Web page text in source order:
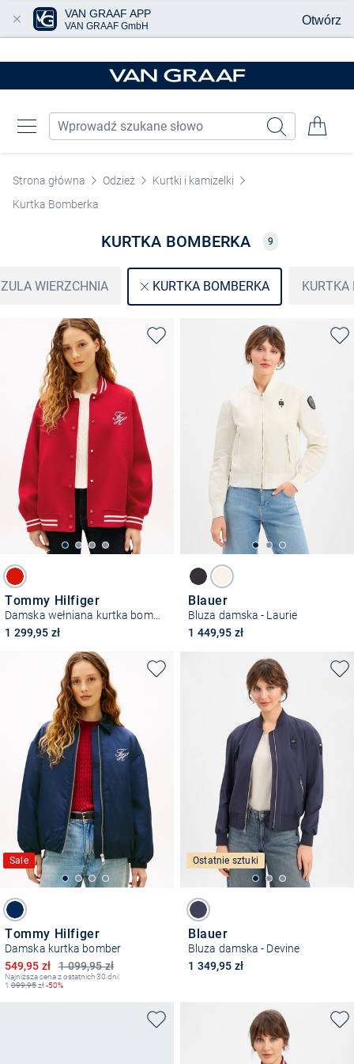
Strona główna Odzież
Kurtki i kamizelki
Kurtka Bomberka
KURTKA BOMBERKA 9
WIERZCHNIA KURTKA BOMBERKA KURTKA
Tommy Hilfiger
Damska wełniana kurtka bomber
1 299,95 zł
Blauer
Bluza damska - Laurie
1 449,95 zł
Sale
Tommy Hilfiger
Damska kurtka bomber
1 099,95 zł
Obniżona cena
549,95 zł
Najniższa cena z ostatnich 30 dni:
1 099,95zł-50%
Ostatnie sztuki
Blauer
Bluza damska - Devine
1 349,95 zł
VAN GRAAF APP
VAN GRAAF GmbH Otwórz